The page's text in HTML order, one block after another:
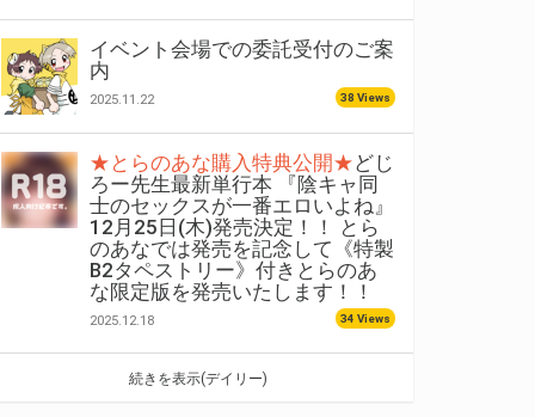
イベント会場での委託受付のご案
内
2025.11.22 38 Views
★とらのあな購入特典公開★どじ
ろー先生最新単行本 『陰キャ同
士のセックスが一番エロいよね』
12月25日(木)発売決定！！ とら
のあなでは発売を記念して《特製
B2タペストリー》付きとらのあ
な限定版を発売いたします！！
2025.12.18 34 Views
続きを表示(デイリー)